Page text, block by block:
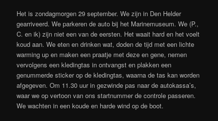
Het is zondagmorgen 29 september. We zijn in Den Helder
gearriveerd. We parkeren de auto bij het Marinemuseum. We (P.,
C. en ik) zijn niet een van de eersten. Het waait hard en het voelt
koud aan. We eten en drinken wat, doden de tijd met een lichte
warming up en maken een praatje met deze en gene, nemen
vervolgens een kledingtas in ontvangst en plakken een
genummerde sticker op de kledingtas, waarna de tas kan worden
afgegeven. Om 11.30 uur in gezwinde pas naar de autokassa’s,
waar we op vertoon van ons startnummer de controle passeren.
We wachten in een koude en harde wind op de boot.